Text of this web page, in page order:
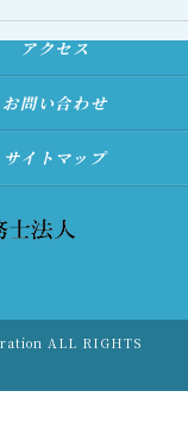
アクセス
お問い合わせ
サイトマップ
ALL RIGHTS